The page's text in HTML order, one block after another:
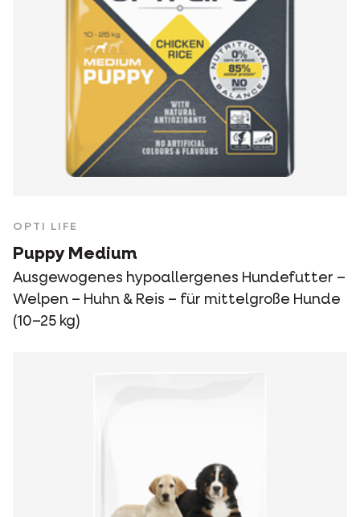
OPTI LIFE
Puppy Medium
Ausgewogenes hypoallergenes Hundefutter –
Welpen – Huhn & Reis – für mittelgroße Hunde
(10–25 kg)